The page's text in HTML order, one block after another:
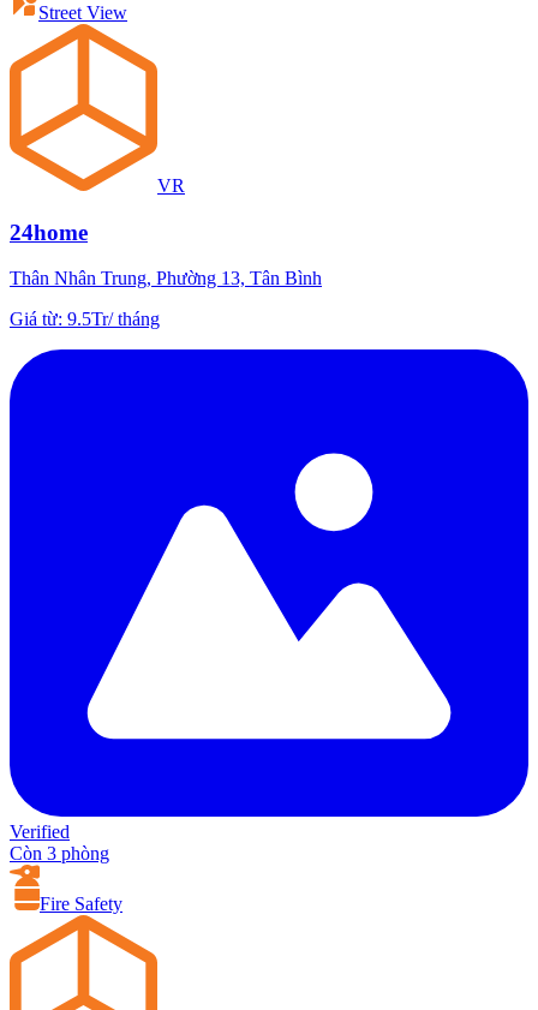
Street View
VR
24home
Thân Nhân Trung, Phường 13, Tân Bình
Giá từ: 9.5Tr/tháng
Verified
Còn 3 phòng
Fire Safety